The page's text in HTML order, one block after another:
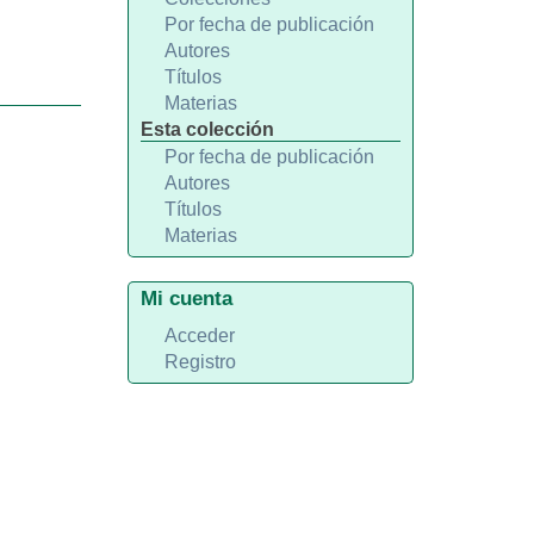
Por fecha de publicación
Autores
Títulos
Materias
Esta colección
Por fecha de publicación
Autores
Títulos
Materias
Mi cuenta
Acceder
Registro